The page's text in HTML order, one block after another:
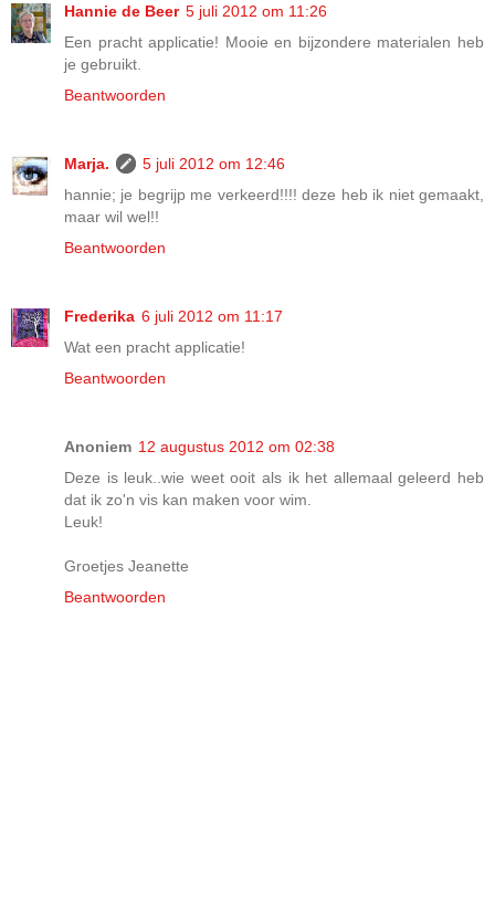
Hannie de Beer 5 juli 2012 om 11:26
Een pracht applicatie! Mooie en bijzondere materialen heb
je gebruikt.
Beantwoorden
Marja.
5 juli 2012 om 12:46
hannie; je begrijp me verkeerd!!!! deze heb ik niet gemaakt,
maar wil wel!!
Beantwoorden
Frederika 6 juli 2012 om 11:17
Wat een pracht applicatie!
Beantwoorden
Anoniem 12 augustus 2012 om 02:38
Deze is leuk..wie weet ooit als ik het allemaal geleerd heb
dat ik zo'n vis kan maken voor wim.
Leuk!
Groetjes Jeanette
Beantwoorden